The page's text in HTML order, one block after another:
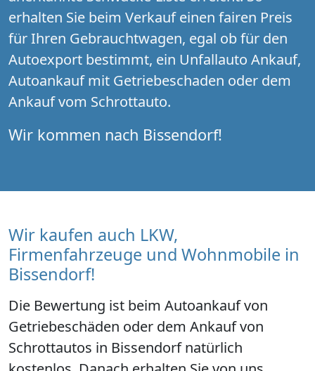
erhalten Sie beim Verkauf einen fairen Preis
für Ihren Gebrauchtwagen, egal ob für den
Autoexport bestimmt, ein Unfallauto Ankauf,
Autoankauf mit Getriebeschaden oder dem
Ankauf vom Schrottauto.
Wir kommen nach Bissendorf!
Wir kaufen auch LKW,
Firmenfahrzeuge und Wohnmobile in
Bissendorf!
Die Bewertung ist beim Autoankauf von
Getriebeschäden oder dem Ankauf von
Schrottautos in Bissendorf natürlich